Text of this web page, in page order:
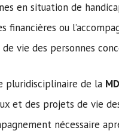
en situation de
financières ou
vie des personnes
pluridisciplinaire de la
et des projets de vie
nécessaire